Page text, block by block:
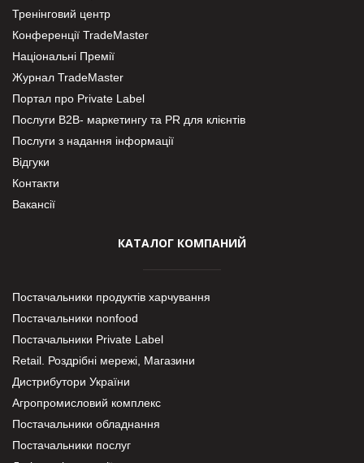
Тренінговий центр
Конференції TradeMaster
Національні Премії
Журнал TradeMaster
Портал про Private Label
Послуги В2В- маркетингу та PR для клієнтів
Послуги з надання інформації
Відгуки
Контакти
Вакансії
КАТАЛОГ КОМПАНИЙ
Постачальники продуктів харчування
Постачальники nonfood
Постачальники Private Label
Retail. Роздрібні мережі, Магазини
Дистрибутори України
Агропромисловий комплекс
Постачальники обладнання
Постачальники послуг